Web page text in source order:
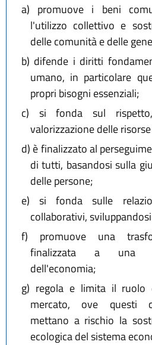
a) promuove i beni
l'utilizzo collettivo e
delle comunità e delle
b) difende i diritti
umano, in particolare
propri bisogni essenziali;
c) si fonda sul
valorizzazione delle
d) è finalizzato al
di tutti, basandosi sulla
delle persone;
e) si fonda sulle
collaborativi,
f) promuove una
finalizzata a una
dell'economia;
g) regola e limita il ruolo
mercato, ove questi
mettano a rischio la
ecologica del sistema